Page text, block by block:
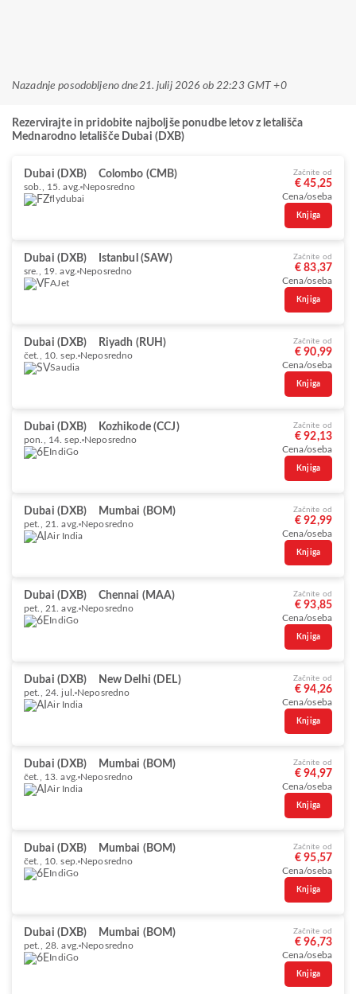
Nazadnje posodobljeno dne21. julij 2026 ob 22:23 GMT +0
Rezervirajte in pridobite najboljše ponudbe letov z letališča
Mednarodno letališče Dubai (DXB)
Dubai (DXB) Colombo (CMB)
sob., 15. avg. Neposredno
flydubai
Začnite od
€ 45,25
Cena/oseba
Knjiga
Dubai (DXB) Istanbul (SAW)
sre., 19. avg. Neposredno
AJet
Začnite od
€ 83,37
Cena/oseba
Knjiga
Dubai (DXB) Riyadh (RUH)
čet., 10. sep. Neposredno
Saudia
Začnite od
€ 90,99
Cena/oseba
Knjiga
Dubai (DXB) Kozhikode (CCJ)
pon., 14. sep. Neposredno
IndiGo
Začnite od
€ 92,13
Cena/oseba
Knjiga
Dubai (DXB) Mumbai (BOM)
pet., 21. avg. Neposredno
Air India
Začnite od
€ 92,99
Cena/oseba
Knjiga
Dubai (DXB) Chennai (MAA)
pet., 21. avg. Neposredno
IndiGo
Začnite od
€ 93,85
Cena/oseba
Knjiga
Dubai (DXB) New Delhi (DEL)
pet., 24. jul.
Neposredno
Air India
Začnite od
€ 94,26
Cena/oseba
Knjiga
Dubai (DXB) Mumbai (BOM)
čet., 13. avg. Neposredno
Air India
Začnite od
€ 94,97
Cena/oseba
Knjiga
Dubai (DXB) Mumbai (BOM)
čet., 10. sep. Neposredno
IndiGo
Začnite od
€ 95,57
Cena/oseba
Knjiga
Dubai (DXB) Mumbai (BOM)
pet., 28. avg. Neposredno
IndiGo
Začnite od
€ 96,73
Cena/oseba
Knjiga